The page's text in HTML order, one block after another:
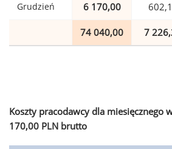
Grudzień 6 170,00
74 040,00 7
Koszty pracodawcy dla miesięcznego
170,00 PLN brutto